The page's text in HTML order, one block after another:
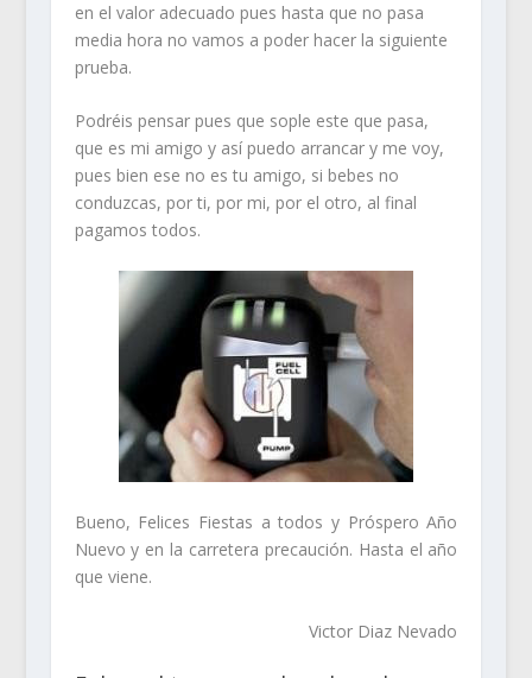
en el valor adecuado pues hasta que no pasa
media hora no vamos a poder hacer la siguiente
prueba.
Podréis pensar pues que sople este que pasa,
que es mi amigo y así puedo arrancar y me voy,
pues bien ese no es tu amigo, si bebes no
conduzcas, por ti, por mi, por el otro, al final
pagamos todos.
Bueno, Felices Fiestas a todos y Próspero Año
Nuevo y en la carretera precaución. Hasta el año
que viene.
Victor Diaz Nevado